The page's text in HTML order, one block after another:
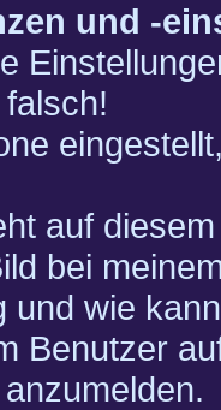
und -
auf
bei
und wie
Benutzer